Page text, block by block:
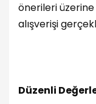
önerileri
alışverişi
Düzenli